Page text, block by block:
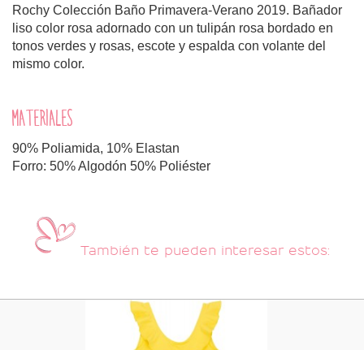
Rochy Colección Baño Primavera-Verano 2019. Bañador
liso color rosa adornado con un tulipán rosa bordado en
tonos verdes y rosas, escote y espalda con volante del
mismo color.
MATERIALES
90% Poliamida, 10% Elastan
Forro: 50% Algodón 50% Poliéster
También te pueden interesar estos: